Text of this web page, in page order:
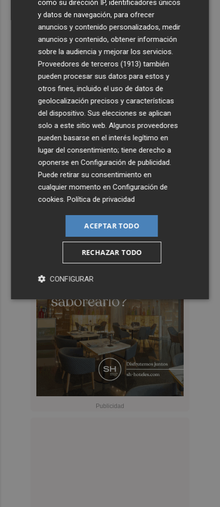
como su dirección IP, identificadores únicos
y datos de navegación, para ofrecer
anuncios y contenido personalizados, medir
anuncios y contenido, obtener información
sobre la audiencia y mejorar los servicios.
Proveedores de terceros (1913) también
pueden procesar sus datos para estos y
otros fines, incluido el uso de datos de
geolocalización precisos y características
del dispositivo. Sus elecciones se aplican
solo a este sitio web. Algunos proveedores
pueden basarse en el interés legítimo en
lugar del consentimiento; tiene derecho a
oponerse enConfiguración de publicidad
Puede retirar su consentimiento en
cualquier momento enConfiguración de
cookies .Política de privacidad
ACEPTAR TODO
RECHAZAR TODO
CONFIGURAR